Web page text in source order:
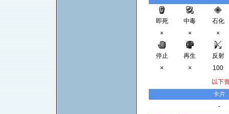
即死 中毒
石化
×
× ×
停止 再生
反射
×
×
100
以下
卡片
-